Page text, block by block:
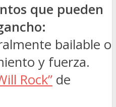
que pueden
bailable o
y fuerza.
Rock” de